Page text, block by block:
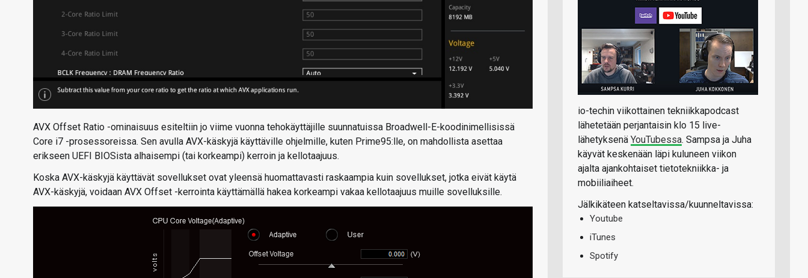
AVX Offset Ratio -ominaisuus esiteltiin jo viime vuonna tehokäyttäjille suunnatuissa Broadwell-E-koodinimellisissä
Core i7 -prosessoreissa. Sen avulla AVX-käskyjä käyttäville ohjelmille, kuten Prime95:lle, on mahdollista asettaa
erikseen UEFI BIOSista alhaisempi (tai korkeampi) kerroin ja kellotaajuus.
Koska AVX-käskyjä käyttävät sovellukset ovat yleensä huomattavasti raskaampia kuin sovellukset, jotka eivät käytä
AVX-käskyjä, voidaan AVX Offset -kerrointa käyttämällä hakea korkeampi vakaa kellotaajuus muille sovelluksille.
io-techin viikottainen tekniikkapodcast
lähetetään perjantaisin klo 15 live-
lähetyksenä YouTubessa. Sampsa ja Juha
käyvät keskenään läpi kuluneen viikon
ajalta ajankohtaiset tietotekniikka- ja
mobiiliaiheet.
Jälkikäteen katseltavissa/kuunneltavissa:
Youtube
iTunes
Spotify